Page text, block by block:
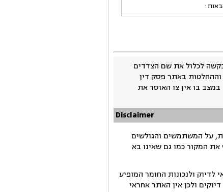
לכלול את שם הצדדים
וההחלטות באתר פסק דין
בו אין צו האוסר את
Disclaimer
על המשתמשים והגולשים
את המקור כמו גם שאינו בא
ולנכונות החומר המופיע
ולכן אין האתר אחראי